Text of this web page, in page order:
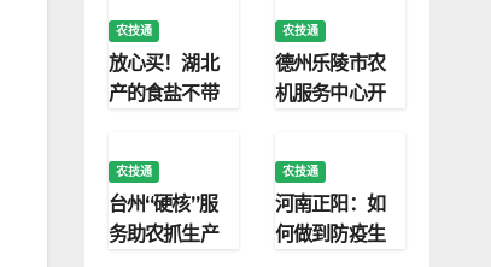
农技通
放心买！湖北
产的食盐不带
农技通
德州乐陵市农
机服务中心开
农技通
台州“硬核”服
务助农抓生产
农技通
河南正阳：如
何做到防疫生